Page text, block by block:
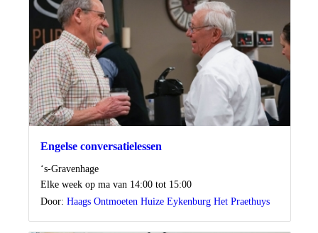
Engelse conversatielessen
Locatie
‘s-Gravenhage
Wanneer
Elke week op ma van 14:00 tot 15:00
Door: Haags Ontmoeten Huize Eykenburg Het Praethuys